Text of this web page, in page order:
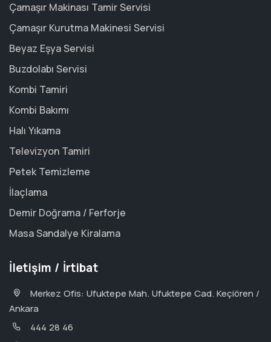
Çamaşır Makinası Tamir Servisi
Çamaşır Kurutma Makinesi Servisi
Beyaz Eşya Servisi
Buzdolabı Servisi
Kombi Tamiri
Kombi Bakımı
Halı Yıkama
Televizyon Tamiri
Petek Temizleme
İlaçlama
Demir Doğrama / Ferforje
Masa Sandalye Kiralama
İletişim / İrtibat
Merkez Ofis: Ufuktepe Mah. Ufuktepe Cad. Keçiören /
Ankara
444 28 46